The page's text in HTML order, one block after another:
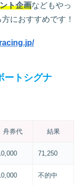
ト企画などもやっ
におすすめです！
ートシグナ
舟券代 結果
71,250
不的中